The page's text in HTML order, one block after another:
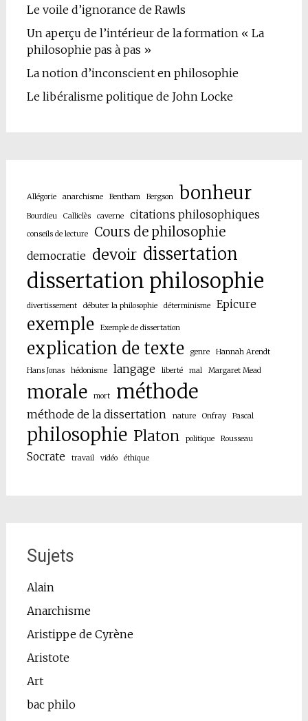
Le voile d’ignorance de Rawls
Un aperçu de l’intérieur de la formation « La
philosophie pas à pas »
La notion d’inconscient en philosophie
Le libéralisme politique de John Locke
Allégorie anarchisme Bentham Bergson bonheur
Bourdieu Calliclès caverne citations philosophiques
conseils de lecture Cours de philosophie
democratie devoir dissertation
dissertation philosophie
divertissement débuter la philosophie déterminisme Epicure
exemple Exemple de dissertation
explication de texte genre Hannah Arendt
Hans Jonas hédonisme langage liberté mal Margaret Mead
morale mort méthode
méthode de la dissertation nature Onfray Pascal
philosophie Platon politique Rousseau
Socrate travail vidéo éthique
Sujets
Alain
Anarchisme
Aristippe de Cyrène
Aristote
Art
bac philo